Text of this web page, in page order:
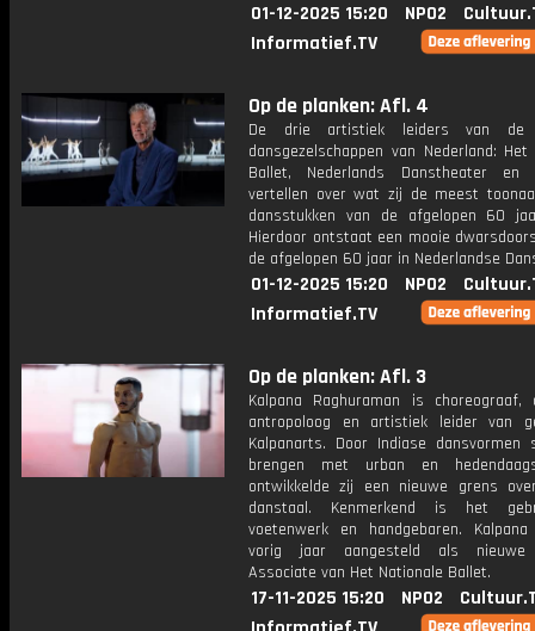
01-12-2025 15:20 NPO2
Informatief.TV
Op de planken: Afl. 4
De drie artistiek leiders van de
dansgezelschappen van Nederland: Het
Ballet, Nederlands Danstheater en
vertellen over wat zij de meest
dansstukken van de afgelopen 60
Hierdoor ontstaat een mooie
de afgelopen 60 jaar in Nederlandse
01-12-2025 15:20 NPO2
Informatief.TV
Op de planken: Afl. 3
Kalpana Raghuraman is choreograaf,
antropoloog en artistiek leider van
Kalpanarts. Door Indiase dansvormen
brengen met urban en
ontwikkelde zij een nieuwe grens
danstaal. Kenmerkend is het
voetenwerk en handgebaren.
vorig jaar aangesteld als nieuwe
Associate van Het Nationale Ballet.
17-11-2025 15:20 NPO2